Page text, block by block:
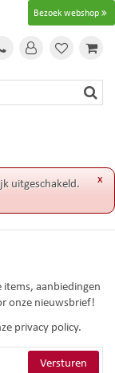
Bezoek webshop
x
uitgeschakeld.
aanbiedingen
onze nieuwsbrief!
privacy policy.